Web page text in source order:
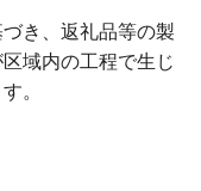
き、返礼品等の製
域内の工程で生じ
。